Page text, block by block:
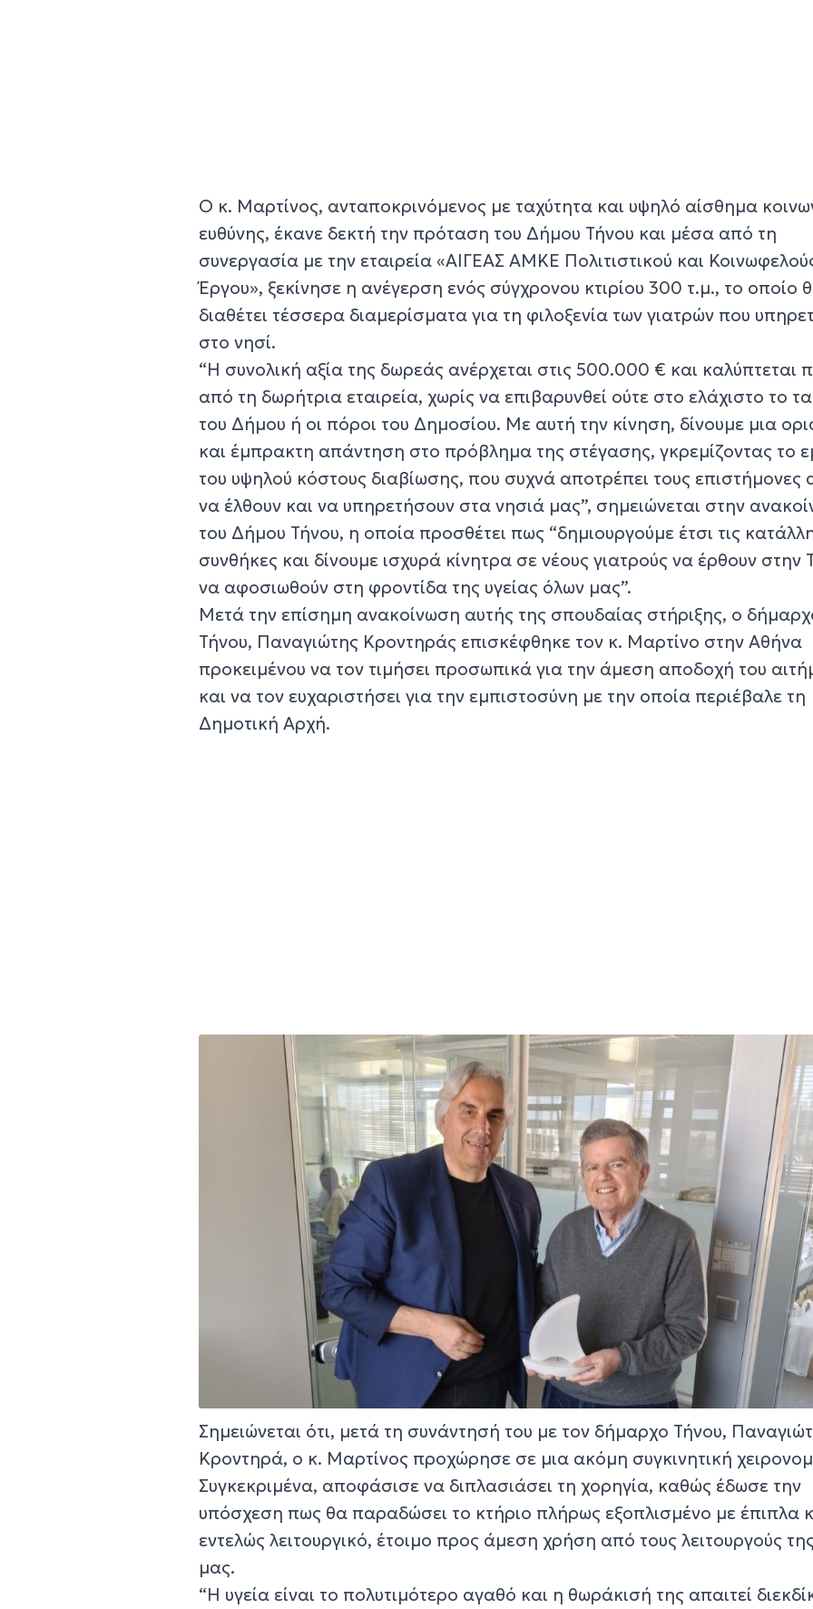
Ο κ. Μαρτίνος, ανταποκρινόμενος με ταχύτητα και υψηλό αίσθημα
ευθύνης, έκανε δεκτή την πρόταση του Δήμου Τήνου και μέσα από τη
συνεργασία με την εταιρεία «ΑΙΓΕΑΣ ΑΜΚΕ Πολιτιστικού και
Έργου», ξεκίνησε η ανέγερση ενός σύγχρονου κτιρίου 300 τ.μ., το οποίο
διαθέτει τέσσερα διαμερίσματα για τη φιλοξενία των γιατρών που
στο νησί.
“Η συνολική αξία της δωρεάς ανέρχεται στις 500.000 € και καλύπτεται
από τη δωρήτρια εταιρεία, χωρίς να επιβαρυνθεί ούτε στο ελάχιστο το
του Δήμου ή οι πόροι του Δημοσίου. Με αυτή την κίνηση, δίνουμε μια
και έμπρακτη απάντηση στο πρόβλημα της στέγασης, γκρεμίζοντας το
του υψηλού κόστους διαβίωσης, που συχνά αποτρέπει τους επιστήμονες
να έλθουν και να υπηρετήσουν στα νησιά μας”, σημειώνεται στην
του Δήμου Τήνου, η οποία προσθέτει πως “δημιουργούμε έτσι τις
συνθήκες και δίνουμε ισχυρά κίνητρα σε νέους γιατρούς να έρθουν στην
να αφοσιωθούν στη φροντίδα της υγείας όλων μας”.
Μετά την επίσημη ανακοίνωση αυτής της σπουδαίας στήριξης, ο
Τήνου, Παναγιώτης Κροντηράς επισκέφθηκε τον κ. Μαρτίνο στην Αθήνα
προκειμένου να τον τιμήσει προσωπικά για την άμεση αποδοχή του
και να τον ευχαριστήσει για την εμπιστοσύνη με την οποία περιέβαλε τη
Δημοτική Αρχή.
Σημειώνεται ότι, μετά τη συνάντησή του με τον δήμαρχο Τήνου,
Κροντηρά, ο κ. Μαρτίνος προχώρησε σε μια ακόμη συγκινητική
Συγκεκριμένα, αποφάσισε να διπλασιάσει τη χορηγία, καθώς έδωσε την
υπόσχεση πως θα παραδώσει το κτήριο πλήρως εξοπλισμένο με έπιπλα
εντελώς λειτουργικό, έτοιμο προς άμεση χρήση από τους λειτουργούς
μας.
“Η υγεία είναι το πολυτιμότερο αγαθό και η θωράκισή της απαιτεί